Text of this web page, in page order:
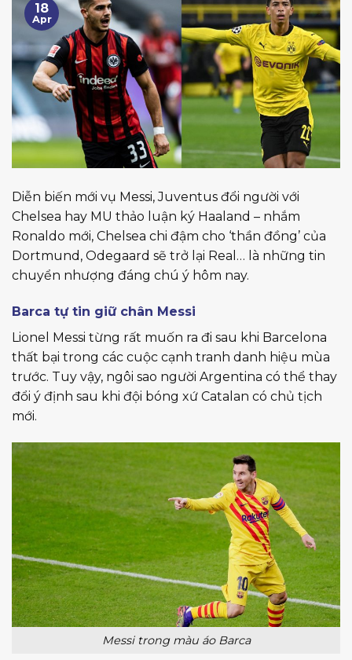
18
Apr
Diễn biến mới vụ Messi, Juventus đổi người với
Chelsea hay MU thảo luận ký Haaland – nhắm
Ronaldo mới, Chelsea chi đậm cho ‘thần đồng’ của
Dortmund, Odegaard sẽ trở lại Real… là những tin
chuyển nhượng đáng chú ý hôm nay.
Barca tự tin giữ chân Messi
Lionel Messi từng rất muốn ra đi sau khi Barcelona
thất bại trong các cuộc cạnh tranh danh hiệu mùa
trước. Tuy vậy, ngôi sao người Argentina có thể thay
đổi ý định sau khi đội bóng xứ Catalan có chủ tịch
mới.
Messi trong màu áo Barca